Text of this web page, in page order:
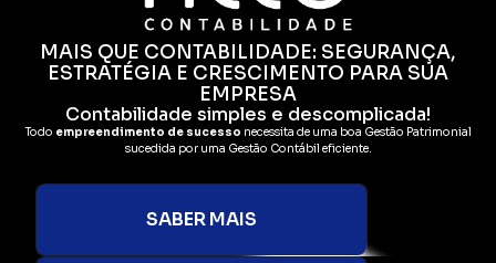
MAIS QUE CONTABILIDADE: SEGURANÇA,
ESTRATÉGIA E CRESCIMENTO PARA SUA
EMPRESA
Contabilidade simples e descomplicada!
Todo empreendimento de sucesso necessita de uma boa Gestão Patrimonial
sucedida por uma Gestão Contábil eficiente.
SABER MAIS